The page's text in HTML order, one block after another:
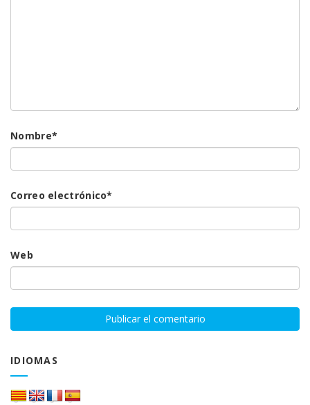
Nombre*
Correo electrónico*
Web
IDIOMAS